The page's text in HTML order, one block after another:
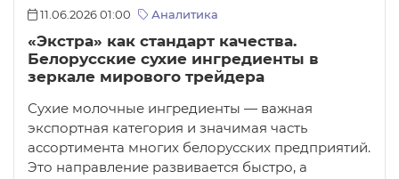
11.06.2026 01:00 Аналитика
«Экстра» как стандарт качества.
Белорусские сухие ингредиенты в
зеркале мирового трейдера
Сухие молочные ингредиенты — важная
экспортная категория и значимая часть
ассортимента многих белорусских предприятий.
Это направление развивается быстро, а